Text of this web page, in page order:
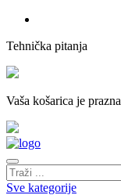
Tehnička pitanja
Vaša košarica je prazna
Sve kategorije